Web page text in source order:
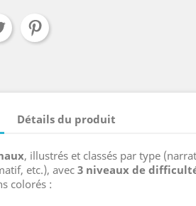
Détails du produit
, illustrés et classés par type
etc.), avec 3 niveaux de
colorés :